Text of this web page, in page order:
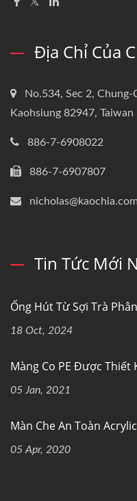
Địa Chỉ Của
No.534, Sec 2,
Kaohsiung 82947, Taiwan
886-7-6908022
886-7-6907807
Tin Tức Mới
Ống Hút Từ Sợi Trà
18 Oct, 2024
Màng Co PE Được Thiết
05 Jan, 2021
Màn Che An Toàn Acrylic
05 Apr, 2020